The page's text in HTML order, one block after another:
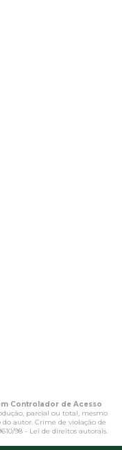
Controlador de Acesso
parcial ou total, mesmo
autor. Crime de violação de
98 - Lei de direitos autorais.